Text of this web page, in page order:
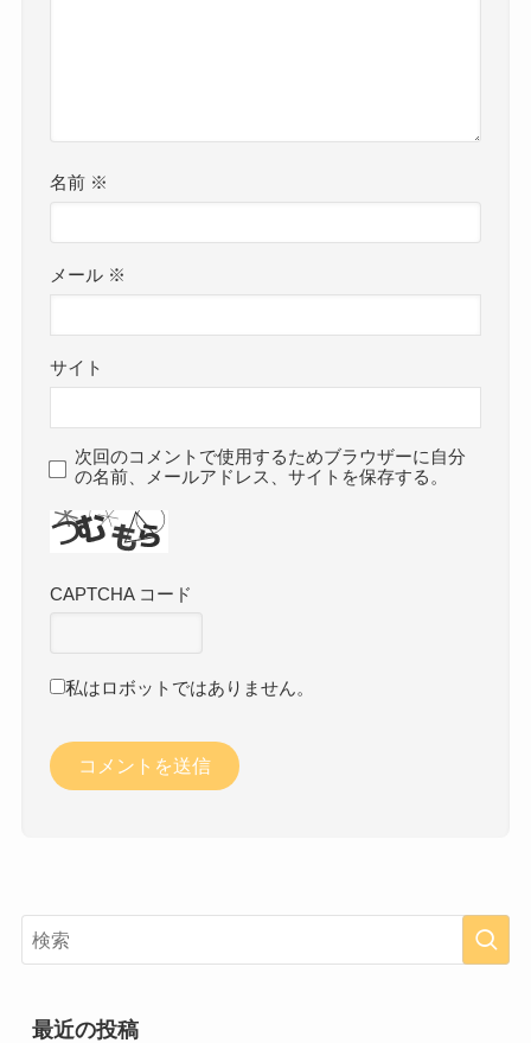
名前 ※
メール ※
サイト
次回のコメントで使用するためブラウザーに自分
の名前、メールアドレス、サイトを保存する。
CAPTCHA コード
私はロボットではありません。
最近の投稿